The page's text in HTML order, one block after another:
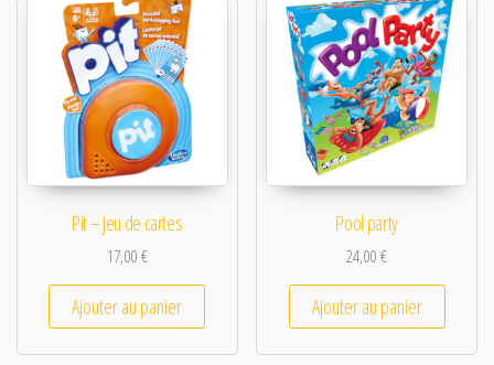
Pit – Jeu de cartes
17,00€
Ajouter au panier
Pool party
24,00€
Ajouter au panier